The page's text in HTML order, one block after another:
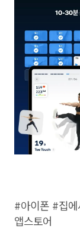
#아이폰 #집
앱스토어